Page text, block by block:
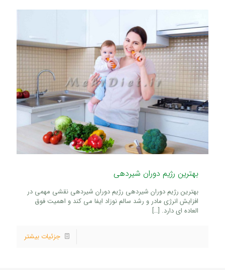
بهترین رژیم دوران شیردهی
بهترین رژیم دوران شیردهی رژیم دوران شیردهی نقشی مهمی در
افزایش انرژی مادر و رشد سالم نوزاد ایفا می‌ کند و اهمیت فوق‌
العاده‌ ای دارد. […]
جزئیات بیشتر